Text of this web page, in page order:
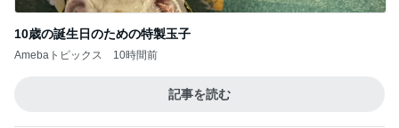
10歳の誕生日のための特製玉子
Amebaトピックス 10時間前
記事を読む